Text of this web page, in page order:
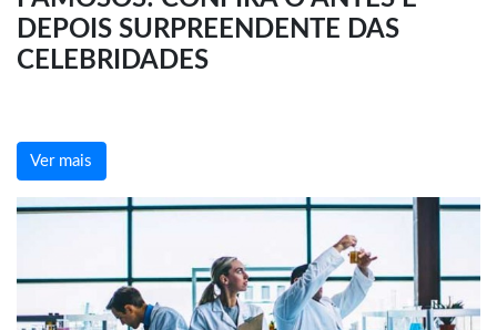
DEPOIS SURPREENDENTE DAS
CELEBRIDADES
Ver mais